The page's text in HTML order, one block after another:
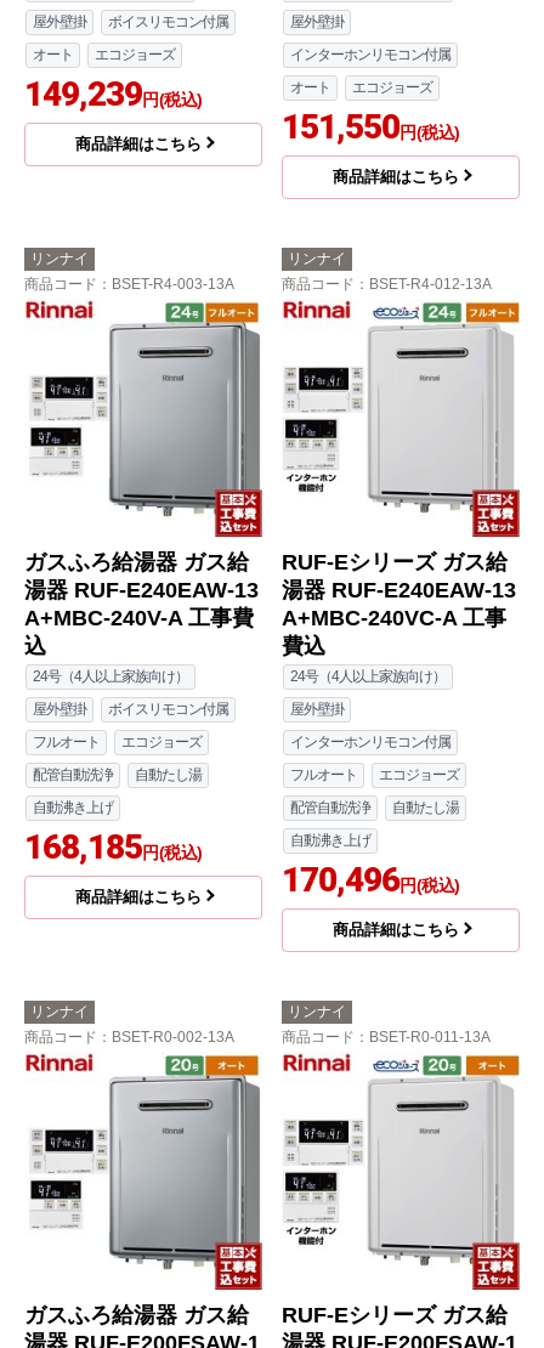
屋外壁掛
ボイスリモコン付属
オート
エコジョーズ
149,239円(税込)
商品詳細はこちら
屋外壁掛
インターホンリモコン付属
オート
エコジョーズ
151,550円(税込)
商品詳細はこちら
リンナイ
商品コード ：BSET-R4-003-13A
ガスふろ給湯器 ガス給
湯器 RUF-E240EAW-13
A+MBC-240V-A 工事費
込
24号（4人以上家族向け）
屋外壁掛
ボイスリモコン付属
フルオート
エコジョーズ
配管自動洗浄
自動たし湯
自動沸き上げ
168,185円(税込)
商品詳細はこちら
リンナイ
商品コード ：BSET-R4-012-13A
RUF-Eシリーズ ガス給
湯器 RUF-E240EAW-13
A+MBC-240VC-A 工事
費込
24号（4人以上家族向け）
屋外壁掛
インターホンリモコン付属
フルオート
エコジョーズ
配管自動洗浄
自動たし湯
自動沸き上げ
170,496円(税込)
商品詳細はこちら
リンナイ
商品コード ：BSET-R0-002-13A
ガスふろ給湯器 ガス給
リンナイ
商品コード ：BSET-R0-011-13A
RUF-Eシリーズ ガス給